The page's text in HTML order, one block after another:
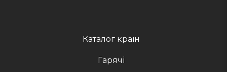
Каталог країн
Гарячі